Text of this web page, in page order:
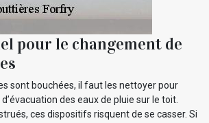
pour le changement de
sont bouchées, il faut les nettoyer pour
des eaux de pluie sur le toit.
ces dispositifs risquent de se casser. Si